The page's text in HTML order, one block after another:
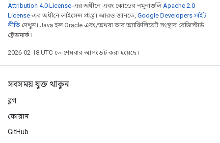
Attribution 4.0 License-এর অধীনে এবং কোডের নমুনাগুলিApache 2.0
License-এর অধীনে লাইসেন্স প্রাপ্ত। আরও জানতে, Google Developers সাইট
নীতি দেখুন। Java হল Oracle এবং/অথবা তার অ্যাফিলিয়েট সংস্থার রেজিস্টার্ড
ট্রেডমার্ক।
2026-02-18 UTC-তে শেষবার আপডেট করা হয়েছে।
সবসময় যুক্ত থাকুন
ব্লগ
ফোরাম
GitHub